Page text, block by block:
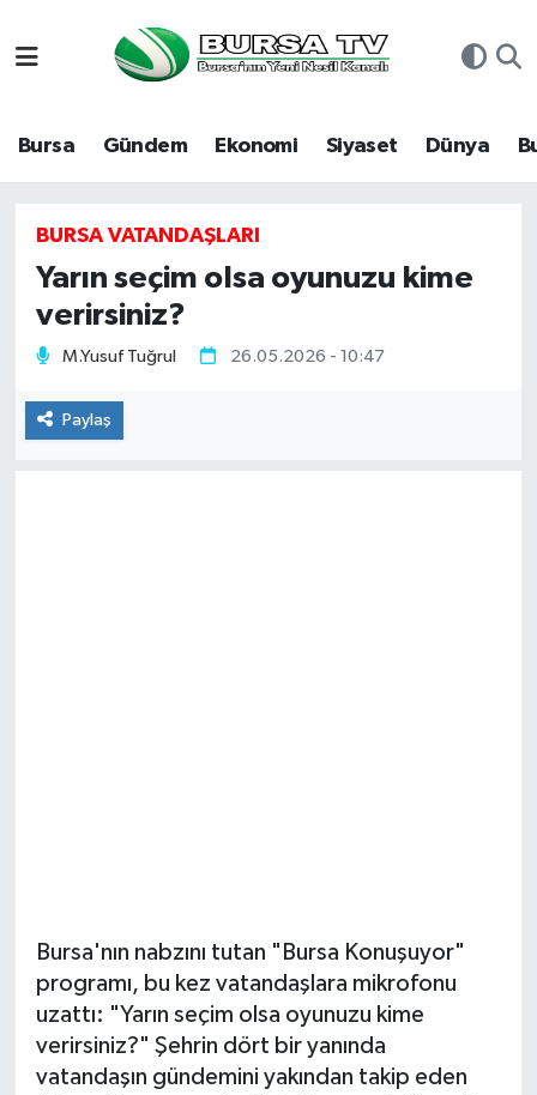
Bursa Gündem Ekonomi Siyaset Dünya
BURSA VATANDAŞLARI
Yarın seçim olsa oyunuzu kime
verirsiniz?
M.Yusuf Tuğrul 26.05.2026 - 10:47
Paylaş
Bursa'nın nabzını tutan "Bursa Konuşuyor"
programı, bu kez vatandaşlara mikrofonu
uzattı: "Yarın seçim olsa oyunuzu kime
verirsiniz?" Şehrin dört bir yanında
vatandaşın gündemini yakından takip eden
Bursa
Eğitim
Hava Durumu
Trafik Durumu